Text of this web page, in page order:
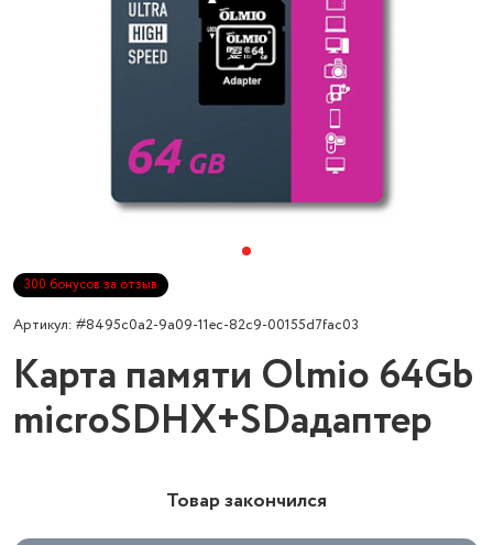
300 бонусов за отзыв
Артикул: #8495c0a2-9a09-11ec-82c9-00155d7fac03
Карта памяти Olmio 64Gb
microSDHX+SDадаптер
Товар закончился